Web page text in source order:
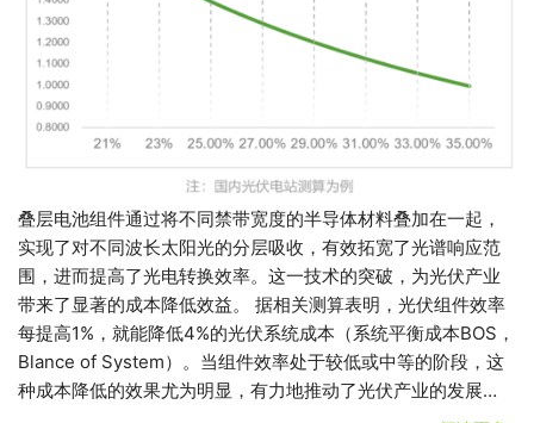
叠层电池组件通过将不同禁带宽度的半导体材料叠加在一起，
实现了对不同波长太阳光的分层吸收，有效拓宽了光谱响应范
围，进而提高了光电转换效率。这一技术的突破，为光伏产业
带来了显著的成本降低效益。 据相关测算表明，光伏组件效率
每提高1%，就能降低4%的光伏系统成本（系统平衡成本BOS，
Blance of System）。当组件效率处于较低或中等的阶段，这
种成本降低的效果尤为明显，有力地推动了光伏产业的发展…